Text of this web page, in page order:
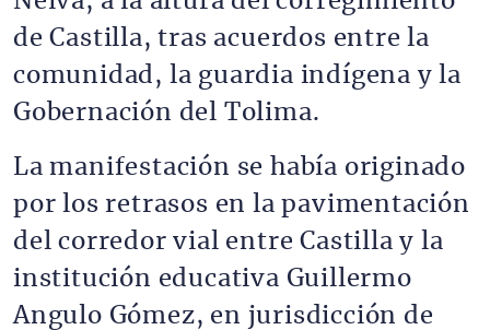
de Castilla, tras acuerdos entre la
comunidad, la guardia indígena y la
Gobernación del Tolima.
La manifestación se había originado
por los retrasos en la pavimentación
del corredor vial entre Castilla y la
institución educativa Guillermo
Angulo Gómez, en jurisdicción de